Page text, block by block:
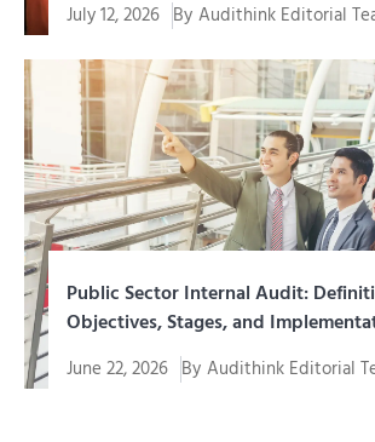
July 12, 2026 By Audithink Editorial
Internal audit of a mining company is
function and...
Public Sector Internal Audit:
Objectives, Stages, and
June 22, 2026 By Audithink Editorial